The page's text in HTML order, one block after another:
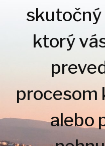
skutočný
ktorý
procesom
alebo